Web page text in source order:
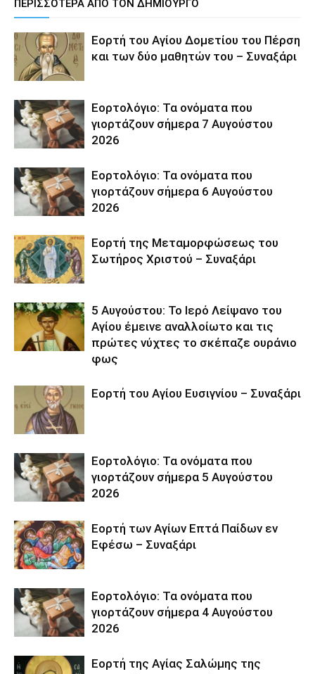
ΠΕΡΙΣΣΟΤΕΡΑ ΑΠΟ ΤΟΝ ΔΗΜΙΟΥΡΓΟ
Εορτή του Αγίου Δομετίου του Πέρση
και των δύο μαθητών του – Συναξάρι
Εορτολόγιο: Τα ονόματα που
γιορτάζουν σήμερα 7 Αυγούστου
2026
Εορτολόγιο: Τα ονόματα που
γιορτάζουν σήμερα 6 Αυγούστου
2026
Εορτή της Μεταμορφώσεως του
Σωτήρος Χριστού – Συναξάρι
5 Αυγούστου: Το Ιερό Λείψανο του
Αγίου έμεινε αναλλοίωτο και τις
πρώτες νύχτες το σκέπαζε ουράνιο
φως
Εορτή του Αγίου Ευσιγνίου – Συναξάρι
Εορτολόγιο: Τα ονόματα που
γιορτάζουν σήμερα 5 Αυγούστου
2026
Εορτή των Αγίων Επτά Παίδων εν
Εφέσω – Συναξάρι
Εορτολόγιο: Τα ονόματα που
γιορτάζουν σήμερα 4 Αυγούστου
2026
Εορτή της Αγίας Σαλώμης της